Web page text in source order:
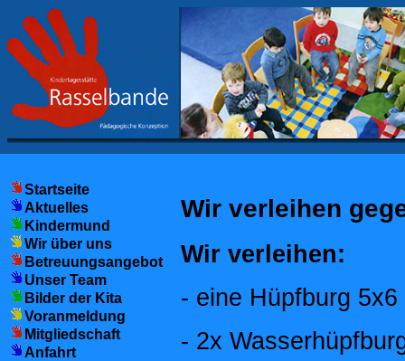
Startseite
Aktuelles
Kindermund
Wir über uns
Betreuungsangebot
Unser Team
Bilder der Kita
Voranmeldung
Mitgliedschaft
Anfahrt
Wir verleihen
Wir verleihen:
- eine Hüpfburg 5x6
- 2x